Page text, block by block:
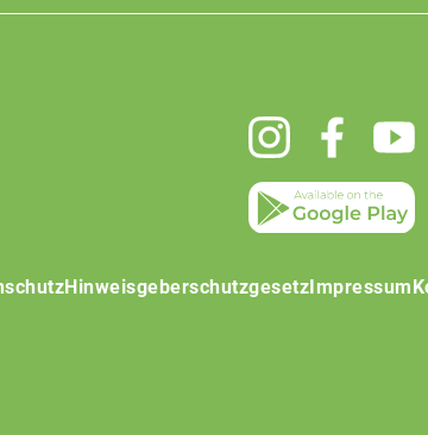
HinweisgeberschutzgesetzImpressum